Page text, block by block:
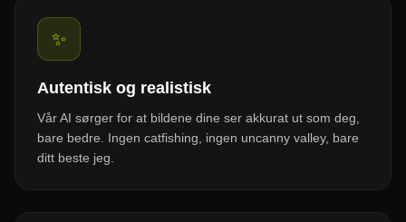
✨
Autentisk og realistisk
Vår AI sørger for at bildene dine ser akkurat ut som deg,
bare bedre. Ingen catfishing, ingen uncanny valley, bare
ditt beste jeg.